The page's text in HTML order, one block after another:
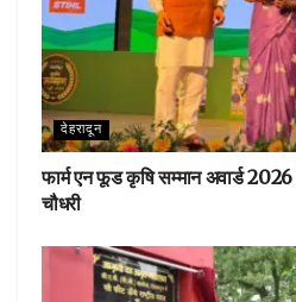
देहरादून
फार्म एन फूड कृषि सम्मान अवार्ड 2026
चौधरी